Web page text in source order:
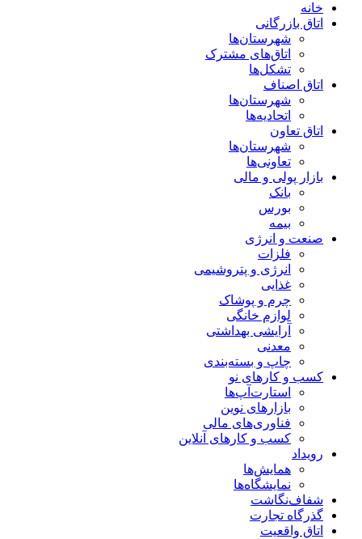
خانه
اتاق بازرگانی
شهرستان‌ها
اتاق‌های مشترک
تشکل‌ها
اتاق اصناف
شهرستان‌ها
اتحادیه‌ها
اتاق تعاون
شهرستان‌ها
تعاونی‌ها
بازار پولی و مالی
بانک
بورس
بیمه
صنعت و انرژی
فلزات
انرژی و پتروشیمی
غذایی
چرم و پوشاک
لوازم خانگی
آرایشی بهداشتی
معدنی
چاپ و بسته‌بندی
کسب و کارهای نو
استارت‌آپ‌ها
بازارهای نوین
فناوری‌های مالی
کسب و کارهای آنلاین
رویداد
همایش‌ها
نمایشگاه‌ها
شفاف‌نگاشت
گذرگاه تجارت
اتاق واقعیت